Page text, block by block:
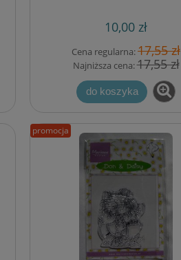
10,00 zł
Cena regularna:17,55 zł
Najniższa cena:17,55 zł
do koszyka
promocja